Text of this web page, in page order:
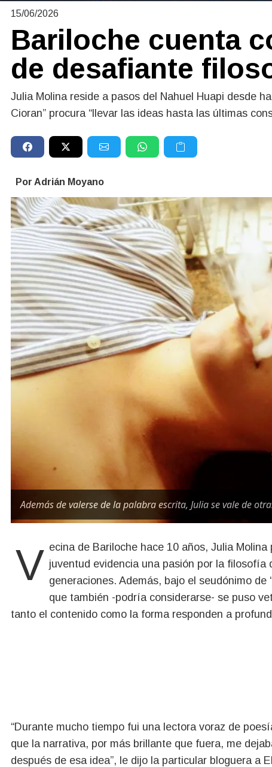
15/06/2026
Bariloche cuenta
de desafiante
Julia Molina reside a pasos del Nahuel Huapi desde
Cioran” procura “llevar las ideas hasta las últimas
Por Adrián Moyano
Además de valerse de la palabra escrita, Julia se vale de
Vecina de Bariloche hace 10 años, Julia Molina puede lucir anacrónica. A pesar de su considerable juventud evidencia una pasión por la
generaciones. Además, bajo el seudónimo
que también -podría considerarse- se puso
tanto el contenido como la forma responden a
“Durante mucho tiempo fui una lectora voraz de
que la narrativa, por más brillante que fuera, me
después de esa idea”, le dijo la particular bloguera a